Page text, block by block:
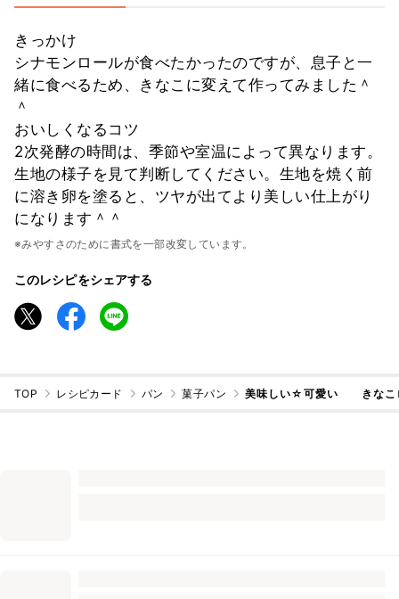
きっかけ
シナモンロールが食べたかったのですが、息子と一
緒に食べるため、きなこに変えて作ってみました＾
＾
おいしくなるコツ
2次発酵の時間は、季節や室温によって異なります。
生地の様子を見て判断してください。生地を焼く前
に溶き卵を塗ると、ツヤが出てより美しい仕上がり
になります＾＾
※みやすさのために書式を一部改変しています。
このレシピをシェアする
TOP レシピカード パン 菓子パン 美味しい☆可愛い きなこ